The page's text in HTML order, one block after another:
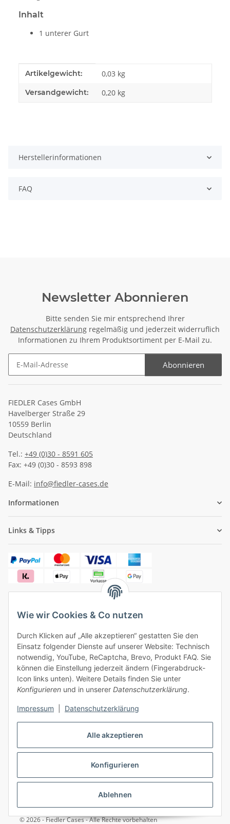
Alle akzeptieren
Konfigurieren
Ablehnen
Wie wir Cookies & Co nutzen
Durch Klicken auf „Alle akzeptieren“ gestatten Sie den
Einsatz folgender Dienste auf unserer Website: Technisch
notwendig, YouTube, ReCaptcha, Brevo, Produkt FAQ. Sie
können die Einstellung jederzeit ändern (Fingerabdruck-
Icon links unten). Weitere Details finden Sie unter
Konfigurieren und in unserer Datenschutzerklärung.
Impressum Datenschutzerklärung
Inhalt
1 unterer Gurt
Produkteigenschaft
Wert
Artikelgewicht: 0,03 kg
Versandgewicht: 0,20 kg
Herstellerinformationen
FAQ
Newsletter Abonnieren
Bitte senden Sie mir entsprechend Ihrer
Datenschutzerklärung regelmäßig und jederzeit widerruflich
Informationen zu Ihrem Produktsortiment per E-Mail zu.
Abonnieren
FIEDLER Cases GmbH
Havelberger Straße 29
10559 Berlin
Deutschland
Tel.: +49 (0)30 - 8591 605
Fax: +49 (0)30 - 8593 898
E-Mail: info@fiedler-cases.de
Informationen
Links & Tipps
Sicher bezahlen, sicherer Versand
Ein Monat Widerrufsrecht
Vertrag widerrufen
* Alle Preise inkl. gesetzlicher USt., zzgl.Versand
© 2026 - Fiedler Cases - Alle Rechte vorbehalten